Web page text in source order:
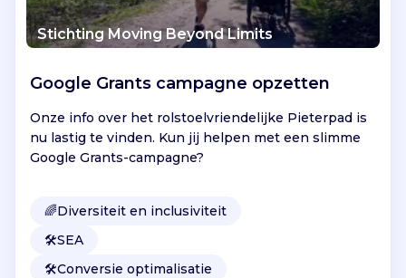
Stichting Moving Beyond Limits
Google Grants campagne opzetten
Onze info over het rolstoelvriendelijke Pieterpad is
nu lastig te vinden. Kun jij helpen met een slimme
Google Grants-campagne?
🌈Diversiteit en inclusiviteit
🛠️SEA
🛠️Conversie optimalisatie